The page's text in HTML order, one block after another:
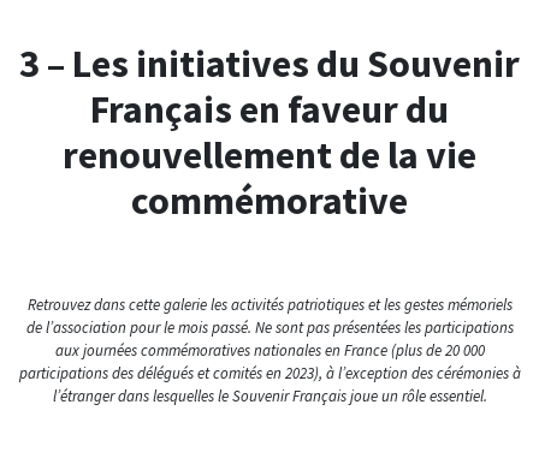
3 – Les initiatives du Souvenir
Français en faveur du
renouvellement de la vie
commémorative
Retrouvez dans cette galerie les activités patriotiques et les gestes mémoriels
de l’association pour le mois passé. Ne sont pas présentées les participations
aux journées commémoratives nationales en France (plus de 20 000
participations des délégués et comités en 2023), à l’exception des cérémonies à
l’étranger dans lesquelles le Souvenir Français joue un rôle essentiel.